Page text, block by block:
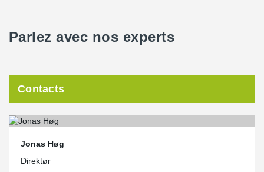
Parlez avec nos experts
Contacts
Jonas Høg
Direktør